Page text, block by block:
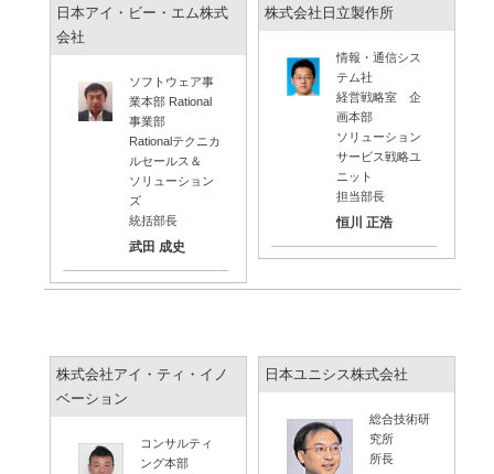
日本アイ・ビー・エム株式
会社
ソフトウェア事
業本部 Rational
事業部
Rationalテクニカ
ルセールス＆
ソリューション
ズ
統括部長
武田 成史
株式会社日立製作所
情報・通信シス
テム社
経営戦略室 企
画本部
ソリューション
サービス戦略ユ
ニット
担当部長
恒川 正浩
株式会社アイ・ティ・イノ
ベーション
コンサルティ
ング本部
日本ユニシス株式会社
総合技術研
究所
所長